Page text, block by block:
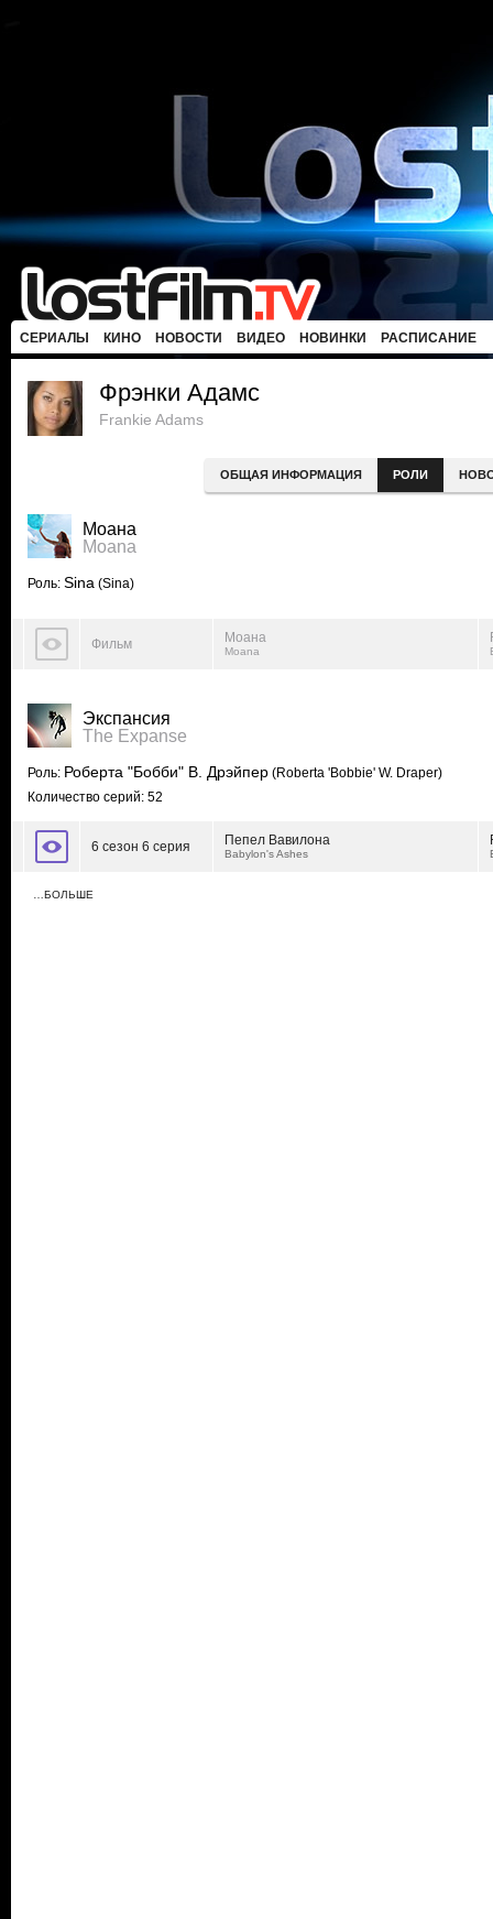
СЕРИАЛЫ КИНО НОВОСТИ ВИДЕО НОВИНКИ РАСПИСАНИЕ
Фрэнки Адамс
Frankie Adams
ОБЩАЯ ИНФОРМАЦИЯ РОЛИ
Моана
Moana
Роль: Sina (Sina)
Фильм Моана
Moana
Экспансия
The Expanse
Роль: Роберта "Бобби" В. Дрэйпер (Roberta 'Bobbie' W. Draper)
Количество серий: 52
6 сезон 6 серия Пепел Вавилона
Babylon's Ashes
…БОЛЬШЕ